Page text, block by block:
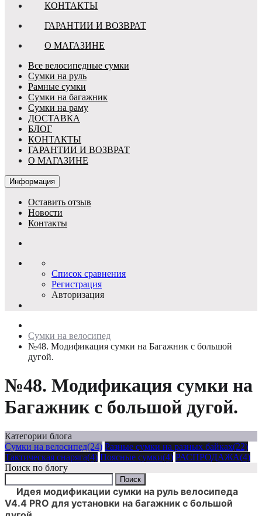
КОНТАКТЫ
ГАРАНТИИ И ВОЗВРАТ
О МАГАЗИНЕ
Все велосипедные сумки
Сумки на руль
Рамные сумки
Сумки на багажник
Сумки на раму
ДОСТАВКА
БЛОГ
КОНТАКТЫ
ГАРАНТИИ И ВОЗВРАТ
О МАГАЗИНЕ
Информация
Оставить отзыв
Новости
Контакты
Список сравнения
Регистрация
Авторизация
Сумки на велосипед
№48. Модификация сумки на Багажник с большой
дугой.
№48. Модификация сумки на
Багажник с большой дугой.
Категории блога
Сумки на велосипед(24) Разные сумки на разных байках(22)
Тактическая снаряга(4) Поясные сумки(4) РАСПРОДАЖА(4)
Поиск по блогу
Идея модификации сумки на руль велосипеда
V4.4 PRO для установки на багажник с большой